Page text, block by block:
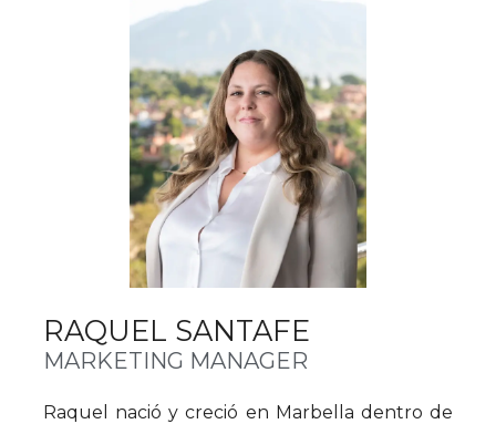
RAQUEL SANTAFE
MARKETING MANAGER
Raquel nació y creció en Marbella dentro de